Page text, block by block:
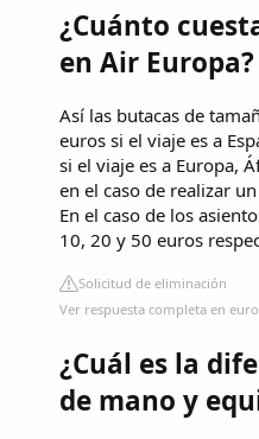
¿Cuánto
en Air Europa?
Así las butacas de
euros si el viaje es a
si el viaje es a Europa,
en el caso de realizar
En el caso de los
10, 20 y 50 euros
Solicitud de eliminación
Ver respuesta completa en
¿Cuál es la
de mano y